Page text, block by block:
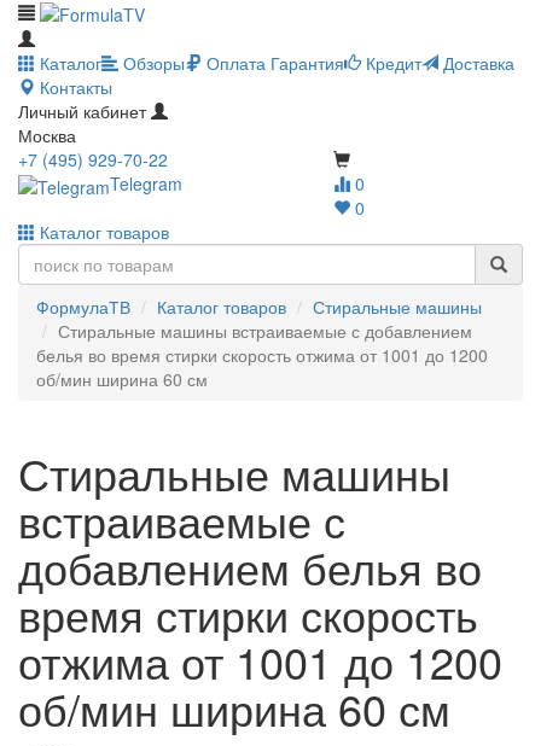
Каталог Обзоры Оплата Гарантия Кредит
Доставка
Контакты
Личный кабинет
Москва
0
0
+7 (495) 929-70-22
Telegram
Каталог товаров
ФормулаТВ Каталог товаров
Стиральные машины
Стиральные машины встраиваемые с добавлением
белья во время стирки скорость отжима от 1001 до 1200
об/мин ширина 60 см
Стиральные машины
встраиваемые с
добавлением белья во
время стирки скорость
отжима от 1001 до 1200
об/мин ширина 60 см